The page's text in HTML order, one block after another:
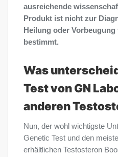
ausreichende
Produkt ist nicht zur
Heilung oder
bestimmt.
Was
Test von GN
anderen
Nun, der wohl wichtigste
Genetic Test und den
erhältlichen Testosteron